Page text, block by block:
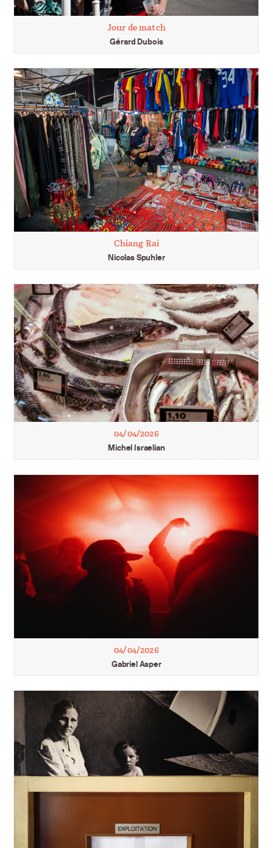
Jour de match
Gérard Dubois
Chiang Rai
Nicolas Spuhler
04/04/2026
Michel Israelian
04/04/2026
Gabriel Asper